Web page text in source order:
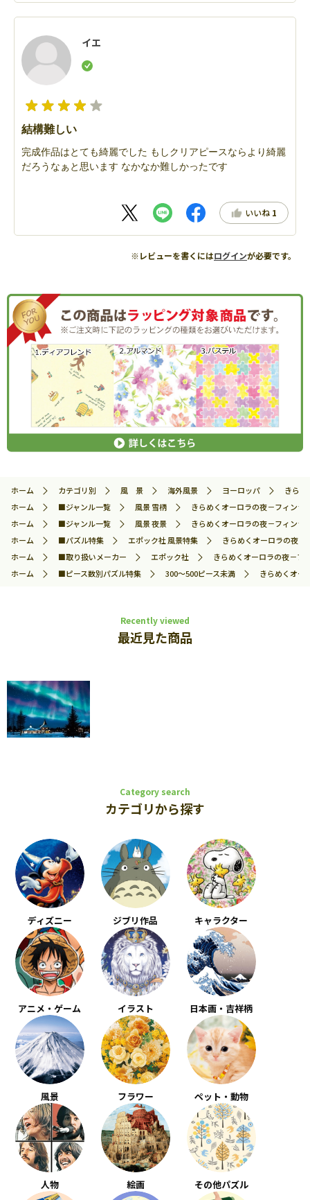
イエ
結構難しい
完成作品はとても綺麗でした もしクリアピースならより綺麗
だろうなぁと思います なかなか難しかったです
いいね 1
※レビューを書くにはログインが必要です。
ホーム カテゴリ別 風 景 海外風景 ヨーロッパ
きら
ホーム
■ジャンル一覧 風景 雪柄
きらめくオーロラの夜－フィン
ホーム
■ジャンル一覧 風景 夜景
きらめくオーロラの夜－フィン
ホーム
■パズル特集 エポック社 風景特集
きらめくオーロラの夜
ホーム
■取り扱いメーカー エポック社
きらめくオーロラの夜－
ホーム
■ピース数別パズル特集 300～500ピース未満 きらめくオ
Recently viewed
最近見た商品
Category search
カテゴリから探す
ディズニー ジブリ作品 キャラクター
アニメ・ゲーム イラスト 日本画・吉祥柄
風景 フラワー ペット・動物
人物 絵画 その他パズル